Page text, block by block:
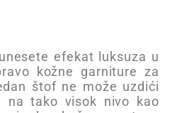
efekat luksuza u
kožne garniture za
štof ne može uzdići
na tako visok nivo kao